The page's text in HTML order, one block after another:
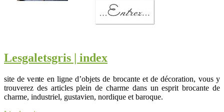
Les­ga­lets­gris | index
site de vente en ligne d’objets de brocante et de décoration, vous y
trouverez des articles plein de charme dans un esprit brocante de
charme, industriel, gustavien, nordique et baroque.